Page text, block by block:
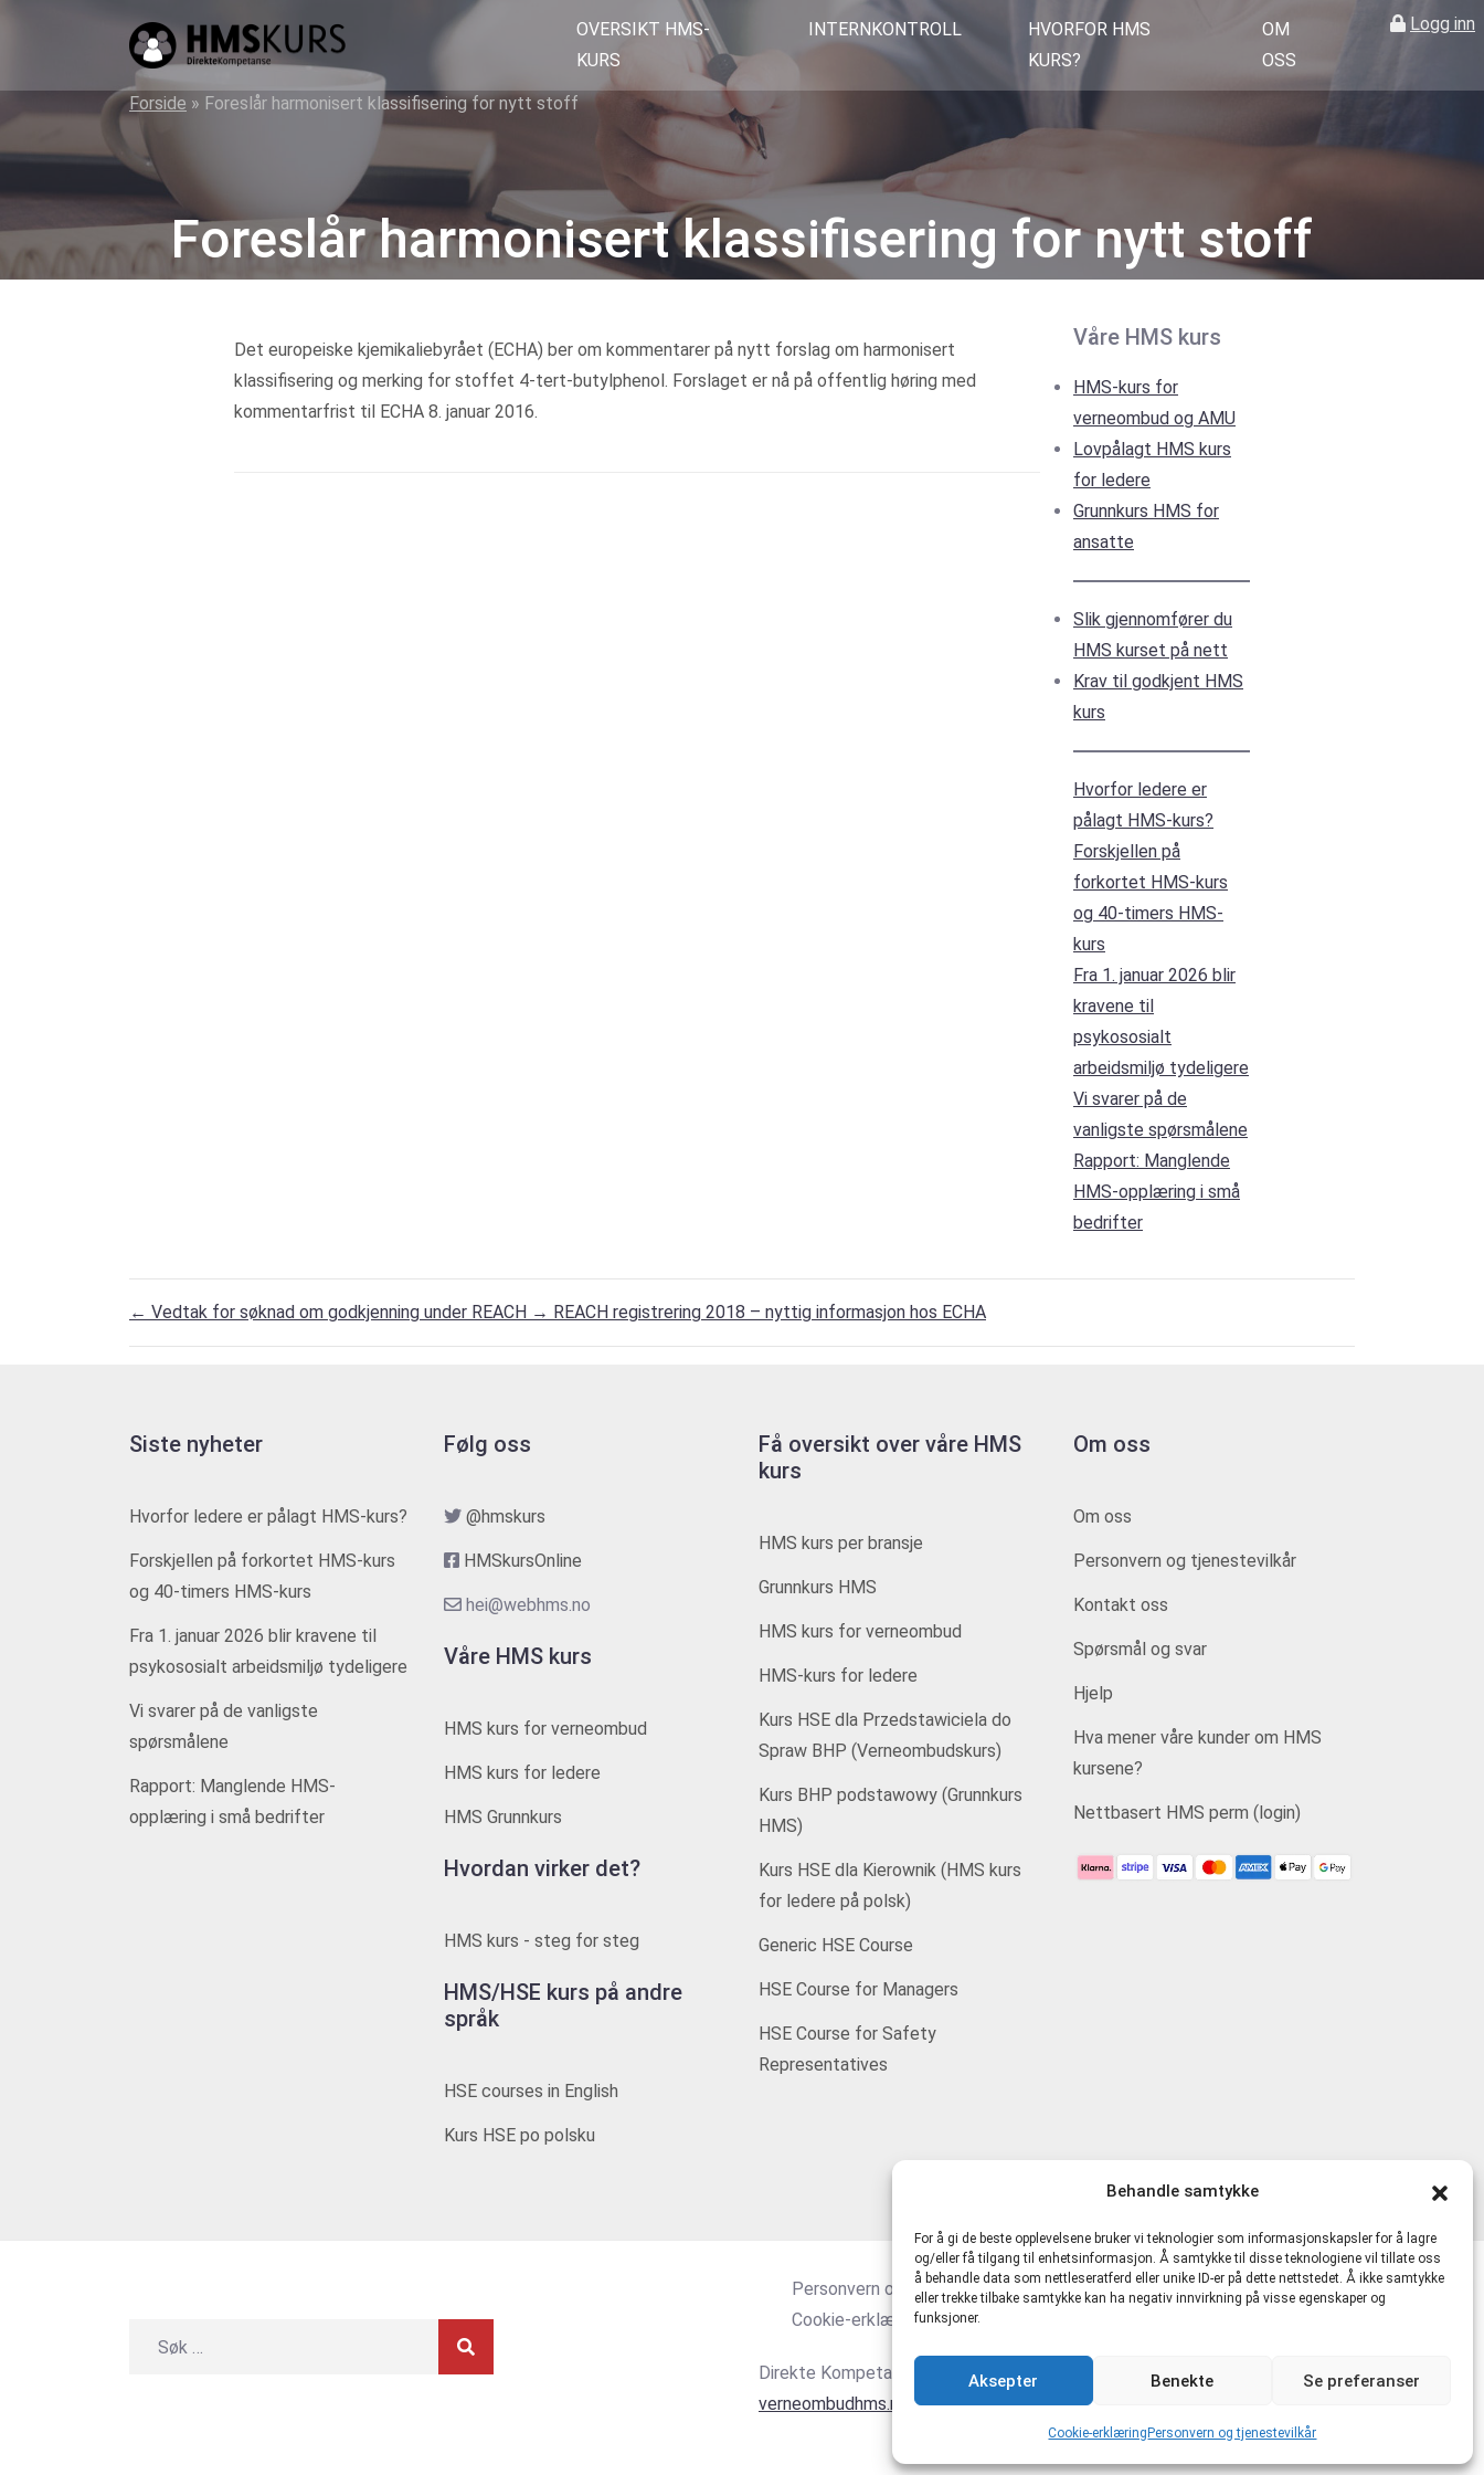
Behandle samtykke
For å gi de beste opplevelsene bruker vi teknologier som informasjonskapsler for å lagre
og/eller få tilgang til enhetsinformasjon. Å samtykke til disse teknologiene vil tillate oss
å behandle data som nettleseratferd eller unike ID-er på dette nettstedet. Å ikke samtykke
eller trekke tilbake samtykke kan ha negativ innvirkning på visse egenskaper og
funksjoner.
Aksepter Benekte Se preferanser
Cookie-erklæring Personvern og tjenestevilkår
Logg inn
kurs
på
for
ledere
og
verneombud
OVERSIKT HMS-
KURS
INTERNKONTROLL
HVORFOR HMS
KURS?
OM
OSS
Forside » Foreslår harmonisert klassifisering for nytt stoff
Foreslår harmonisert klassifisering for nytt stoff
Det europeiske kjemikaliebyrået (ECHA) ber om kommentarer på nytt forslag om harmonisert
klassifisering og merking for stoffet 4-tert-butylphenol. Forslaget er nå på offentlig høring med
kommentarfrist til ECHA 8. januar 2016.
Våre HMS kurs
HMS-kurs for
verneombud og AMU
Lovpålagt HMS kurs
for ledere
Grunnkurs HMS for
ansatte
Slik gjennomfører du
HMS kurset på nett
Krav til godkjent HMS
kurs
Hvorfor ledere er
pålagt HMS-kurs?
Forskjellen på
forkortet HMS-kurs
og 40-timers HMS-
kurs
Fra 1. januar 2026 blir
kravene til
psykososialt
arbeidsmiljø tydeligere
Vi svarer på de
vanligste spørsmålene
Rapport: Manglende
HMS-opplæring i små
bedrifter
← Vedtak for søknad om godkjenning under REACH → REACH registrering 2018 – nyttig informasjon hos ECHA
Siste nyheter
Hvorfor ledere er pålagt HMS-kurs?
Forskjellen på forkortet HMS-kurs
og 40-timers HMS-kurs
Fra 1. januar 2026 blir kravene til
psykososialt arbeidsmiljø tydeligere
Vi svarer på de vanligste
spørsmålene
Rapport: Manglende HMS-
opplæring i små bedrifter
Følg oss
@hmskurs
HMSkursOnline
hei@webhms.no
Våre HMS kurs
HMS kurs for verneombud
HMS kurs for ledere
HMS Grunnkurs
Hvordan virker det?
HMS kurs - steg for steg
HMS/HSE kurs på andre
språk
HSE courses in English
Kurs HSE po polsku
Få oversikt over våre HMS
kurs
HMS kurs per bransje
Grunnkurs HMS
HMS kurs for verneombud
HMS-kurs for ledere
Kurs HSE dla Przedstawiciela do
Spraw BHP (Verneombudskurs)
Kurs BHP podstawowy (Grunnkurs
HMS)
Kurs HSE dla Kierownik (HMS kurs
for ledere på polsk)
Generic HSE Course
HSE Course for Managers
HSE Course for Safety
Representatives
Om oss
Om oss
Personvern og tjenestevilkår
Kontakt oss
Spørsmål og svar
Hjelp
Hva mener våre kunder om HMS
kursene?
Nettbasert HMS perm (login)
Personvern og tjenestevilkår
Cookie-erklæring (EU)
Direkte Kompetanse AS 916481721 MVA | hmskurs.net|hmskurs.no
verneombudhms.no
|hmsdirekte.no